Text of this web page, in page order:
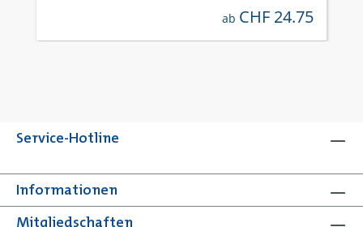
regulärer preis:
ab CHF 24.75
Service-Hotline
Mitgliedschaften
Informationen